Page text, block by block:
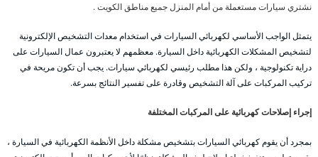
نشتري سيارات مستعملة من أمام المنزل جميع مناطق الكويت .
يتمثل الواجب الأساسي لكهربائي السيارات في استخدام معدات التشخيص الإلكترونية
لتشخيص المشكلات الكهربائية داخل السيارة. معظمهم لا يعتبرون عمال السيارات على
دراية تكنولوجية ، ولكن هذا مطلب رئيسي لكهربائي سيارات. يجب أن تكون مريحة في
تركيب المركبات على آلة التشخيص وقادرة على تفسير النتائج بسرعة.
إجراء إصلاحات كهربائية على المركبات المختلفة
بمجرد أن يقوم كهربائي السيارات بتشخيص مشكلة داخل الأنظمة الكهربائية في السيارة ،